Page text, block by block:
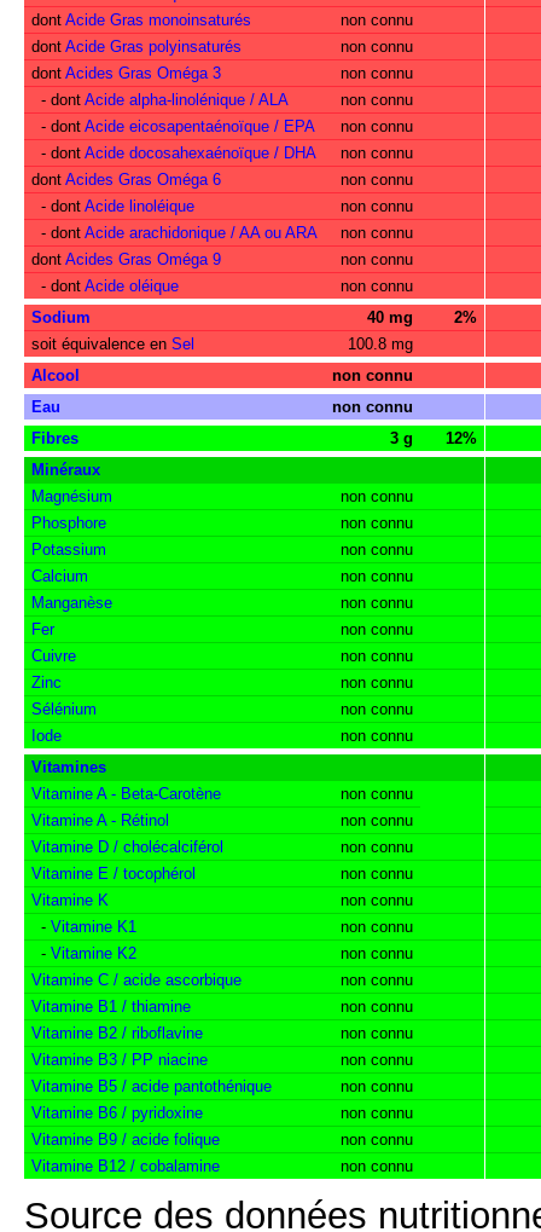
dont Acide Gras monoinsaturés
non connu
dont Acide Gras polyinsaturés
non connu
dont Acides Gras Oméga 3
non connu
- dont Acide alpha-linolénique / ALA
non connu
- dont Acide eicosapentaénoïque / EPA
non connu
- dont Acide docosahexaénoïque / DHA
non connu
dont Acides Gras Oméga 6
non connu
- dont Acide linoléique
non connu
- dont Acide arachidonique / AA ou ARA
non connu
dont Acides Gras Oméga 9
non connu
- dont Acide oléique
non connu
Sodium
40 mg
2%
soit équivalence en Sel
100.8 mg
Alcool
non connu
Eau
non connu
Fibres
3 g
12%
Minéraux
Magnésium
non connu
Phosphore
non connu
Potassium
non connu
Calcium
non connu
Manganèse
non connu
Fer
non connu
Cuivre
non connu
Zinc
non connu
Sélénium
non connu
Iode
non connu
Vitamines
Vitamine A - Beta-Carotène
non connu
Vitamine A - Rétinol
non connu
Vitamine D / cholécalciférol
non connu
Vitamine E / tocophérol
non connu
Vitamine K
non connu
- Vitamine K1
non connu
- Vitamine K2
non connu
Vitamine C / acide ascorbique
non connu
Vitamine B1 / thiamine
non connu
Vitamine B2 / riboflavine
non connu
Vitamine B3 / PP niacine
non connu
Vitamine B5 / acide pantothénique
non connu
Vitamine B6 / pyridoxine
non connu
Vitamine B9 / acide folique
non connu
Vitamine B12 / cobalamine
non connu
Source des données